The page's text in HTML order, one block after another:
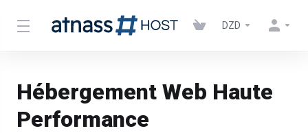
DZD
Hébergement Web Haute
Performance